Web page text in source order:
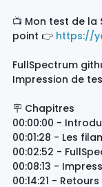
📺 Mon test de la
point 👉 https://
FullSpectrum
Impression de
🪧 Chapitres
00:00:00 -
00:01:28 - Les
00:02:52 -
00:08:13 -
00:14:21 -